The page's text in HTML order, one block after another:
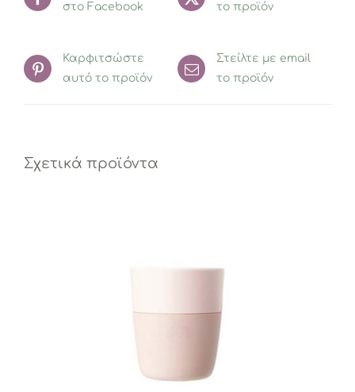
στο Facebook
το προϊόν
Καρφιτσώστε
αυτό το προϊόν
Στείλτε με email
το προϊόν
Σχετικά προϊόντα